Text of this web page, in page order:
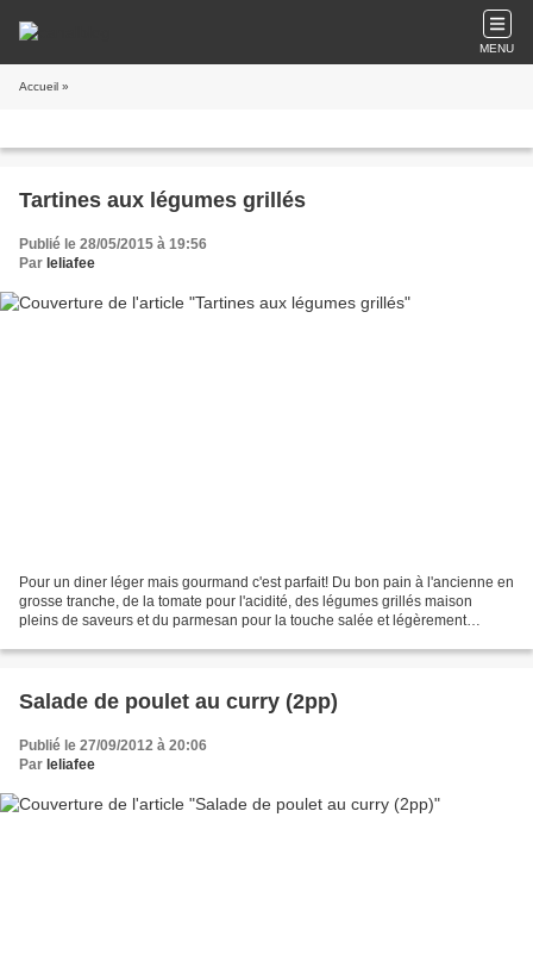
MENU
Accueil »
Tartines aux légumes grillés
Publié le 28/05/2015 à 19:56
Par leliafee
Pour un diner léger mais gourmand c'est parfait! Du bon pain à l'ancienne en
grosse tranche, de la tomate pour l'acidité, des légumes grillés maison
pleins de saveurs et du parmesan pour la touche salée et légèrement
Salade de poulet au curry (2pp)
Publié le 27/09/2012 à 20:06
Par leliafee